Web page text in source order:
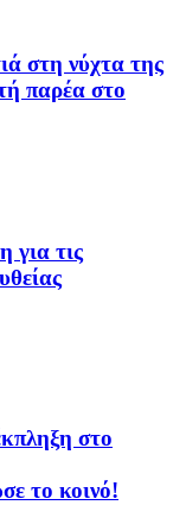
στη νύχτα της
παρέα στο
για τις
στο
το κοινό!